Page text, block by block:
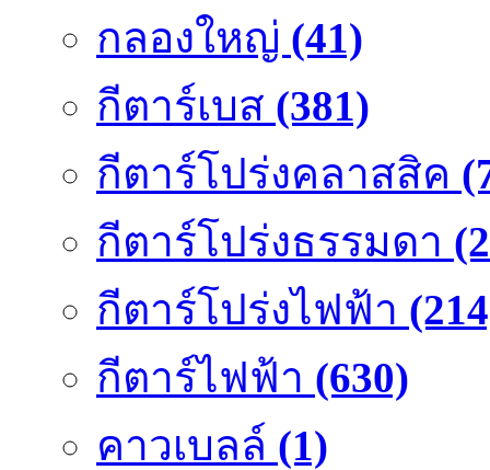
กลองใหญ่ (41)
กีตาร์เบส (381)
กีตาร์โปร่งคลาสสิค
กีตาร์โปร่งธรรมดา
กีตาร์โปร่งไฟฟ้า
กีตาร์ไฟฟ้า (630)
คาวเบลล์ (1)